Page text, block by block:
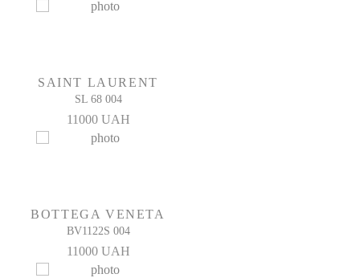
SAINT LAURENT
SL 68 004
11000 UAH
BOTTEGA VENETA
BV1122S 004
11000 UAH